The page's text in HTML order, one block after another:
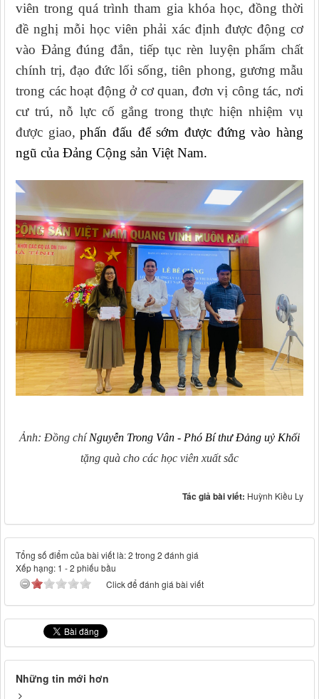
viên trong quá trình tham gia khóa học, đồng thời
đề nghị mỗi học viên phải xác định được động cơ
vào Đảng đúng đắn, tiếp tục rèn luyện phẩm chất
chính trị, đạo đức lối sống, tiên phong, gương mẫu
trong các hoạt động ở cơ quan, đơn vị công tác, nơi
cư trú, nỗ lực cố gắng trong thực hiện nhiệm vụ
được giao, phấn đấu để sớm được đứng vào hàng
ngũ của Đảng Cộng sản Việt Nam.
Ảnh: Đồng chíNguyễn Trong Vân - Phó Bí thư Đảng uỷ Khối
tặng quà cho các học viên xuất sắc
Tác giả bài viết: Huỳnh Kiều Ly
Tổng số điểm của bài viết là: 2 trong 2 đánh giá
Xếp hạng: 1 -2 phiếu bầu
Click để đánh giá bài viết
Những tin mới hơn